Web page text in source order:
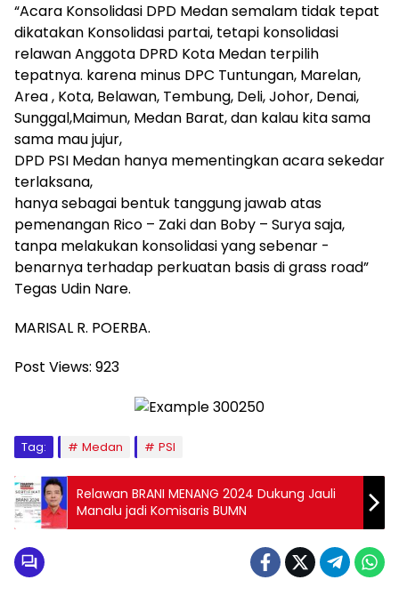
“Acara Konsolidasi DPD Medan semalam tidak tepat
dikatakan Konsolidasi partai, tetapi konsolidasi
relawan Anggota DPRD Kota Medan terpilih
tepatnya. karena minus DPC Tuntungan, Marelan,
Area , Kota, Belawan, Tembung, Deli, Johor, Denai,
Sunggal,Maimun, Medan Barat, dan kalau kita sama
sama mau jujur,
DPD PSI Medan hanya mementingkan acara sekedar
terlaksana,
hanya sebagai bentuk tanggung jawab atas
pemenangan Rico – Zaki dan Boby – Surya saja,
tanpa melakukan konsolidasi yang sebenar -
benarnya terhadap perkuatan basis di grass road”
Tegas Udin Nare.
MARISAL R. POERBA.
Post Views: 923
Tag: Medan PSI
Relawan BRANI MENANG 2024 Dukung Jauli
Manalu jadi Komisaris BUMN